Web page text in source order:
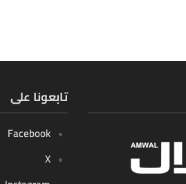
تابعونا على
Facebook
X